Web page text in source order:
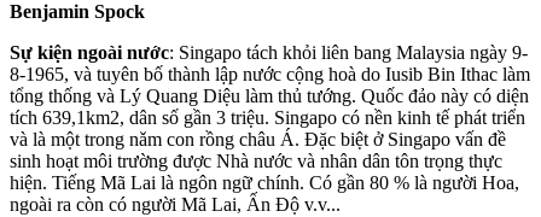
Benjamin Spock
Sự kiện ngoài nước: Singapo tách khỏi liên bang Malaysia ngày 9-
8-1965, và tuyên bố thành lập nước cộng hoà do Iusib Bin Ithac làm
tổng thống và Lý Quang Diệu làm thủ tướng. Quốc đảo này có diện
tích 639,1km2, dân số gần 3 triệu. Singapo có nền kinh tế phát triển
và là một trong nǎm con rồng châu Á. Đặc biệt ở Singapo vấn đề
sinh hoạt môi trường được Nhà nước và nhân dân tôn trọng thực
hiện. Tiếng Mã Lai là ngôn ngữ chính. Có gần 80 % là người Hoa,
ngoài ra còn có người Mã Lai, Ấn Độ v.v...